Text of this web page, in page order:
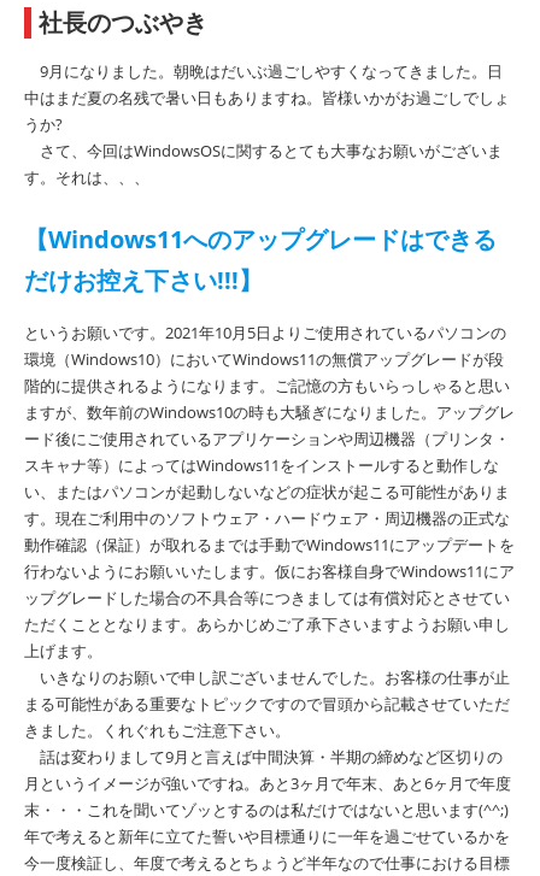
社長のつぶやき
9月になりました。朝晩はだいぶ過ごしやすくなってきました。日
中はまだ夏の名残で暑い日もありますね。皆様いかがお過ごしでしょ
うか?
さて、今回はWindowsOSに関するとても大事なお願いがございま
す。それは、、、
【Windows11へのアップグレードはできる
だけお控え下さい!!!】
というお願いです。2021年10月5日よりご使用されているパソコンの
環境（Windows10）においてWindows11の無償アップグレードが段
階的に提供されるようになります。ご記憶の方もいらっしゃると思い
ますが、数年前のWindows10の時も大騒ぎになりました。アップグレ
ード後にご使用されているアプリケーションや周辺機器（プリンタ・
スキャナ等）によってはWindows11をインストールすると動作しな
い、またはパソコンが起動しないなどの症状が起こる可能性がありま
す。現在ご利用中のソフトウェア・ハードウェア・周辺機器の正式な
動作確認（保証）が取れるまでは手動でWindows11にアップデートを
行わないようにお願いいたします。仮にお客様自身でWindows11にア
ップグレードした場合の不具合等につきましては有償対応とさせてい
ただくこととなります。あらかじめご了承下さいますようお願い申し
上げます。
いきなりのお願いで申し訳ございませんでした。お客様の仕事が止
まる可能性がある重要なトピックですので冒頭から記載させていただ
きました。くれぐれもご注意下さい。
話は変わりまして9月と言えば中間決算・半期の締めなど区切りの
月というイメージが強いですね。あと3ヶ月で年末、あと6ヶ月で年度
末・・・これを聞いてゾッとするのは私だけではないと思います(^^;)
年で考えると新年に立てた誓いや目標通りに一年を過ごせているかを
今一度検証し、年度で考えるとちょうど半年なので仕事における目標